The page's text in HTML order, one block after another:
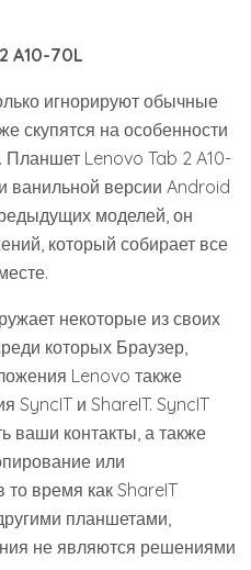
A10-70L
игнорируют обычные
скупятся на особенности
Планшет Lenovo Tab 2 A10-
ванильной версии Android
моделей, он
который собирает все
некоторые из своих
которых Браузер,
Lenovo также
SyncIT и ShareIT. SyncIT
ваши контакты, а также
или
то время как ShareIT
планшетами,
не являются решениями